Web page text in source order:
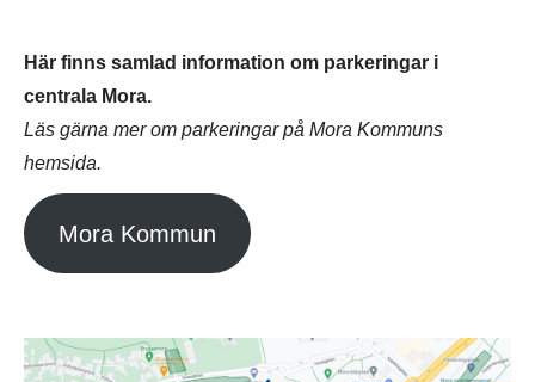
Här finns samlad information om parkeringar i
centrala Mora.
Läs gärna mer om parkeringar på Mora Kommuns
hemsida.
Mora Kommun